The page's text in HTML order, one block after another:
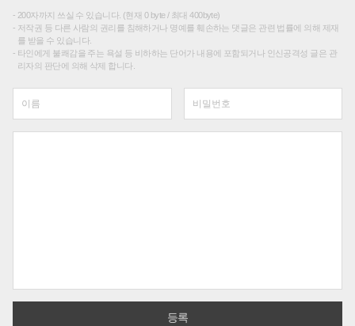
200자까지 쓰실 수 있습니다. (현재 0 byte / 최대 400byte)
저작권 등 다른 사람의 권리를 침해하거나 명예를 훼손하는 댓글은 관련 법률에 의해 제재
를 받을 수 있습니다.
타인에게 불쾌감을 주는 욕설 등 비하하는 단어가 내용에 포함되거나 인신공격성 글은 관
리자의 판단에 의해 삭제 합니다.